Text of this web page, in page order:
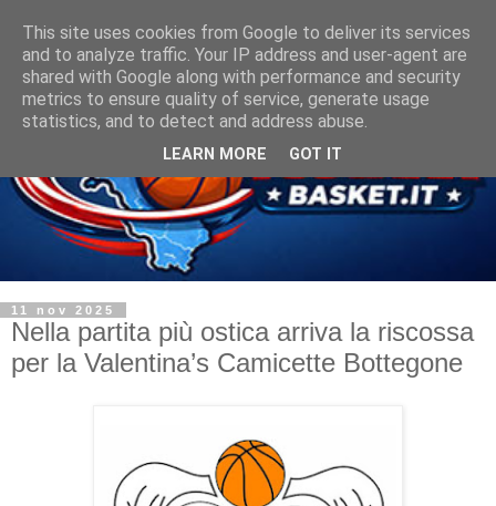
11 nov 2025
Nella partita più ostica arriva la riscossa
per la Valentina’s Camicette Bottegone
This site uses cookies from Google to deliver its services
and to analyze traffic. Your IP address and user-agent are
shared with Google along with performance and security
metrics to ensure quality of service, generate usage
statistics, and to detect and address abuse.
LEARN MORE GOT IT